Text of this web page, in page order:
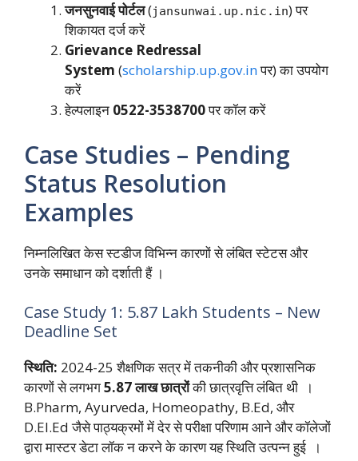
जनसुनवाई पोर्टल(jansunwai.up.nic.in) पर
शिकायत दर्ज करें
Grievance Redressal
System (scholarship.up.gov.inपर) का उपयोग
करें
हेल्पलाइन 0522-3538700पर कॉल करें
Case Studies – Pending
Status Resolution
Examples
निम्नलिखित केस स्टडीज विभिन्न कारणों से लंबित स्टेटस और
उनके समाधान को दर्शाती हैं ।
Case Study 1: 5.87 Lakh Students – New
Deadline Set
स्थिति: 2024-25 शैक्षणिक सत्र में तकनीकी और प्रशासनिक
कारणों से लगभग5.87 लाख छात्रोंकी छात्रवृत्ति लंबित थी ।
B.Pharm, Ayurveda, Homeopathy, B.Ed, और
D.El.Ed जैसे पाठ्यक्रमों में देर से परीक्षा परिणाम आने और कॉलेजों
द्वारा मास्टर डेटा लॉक न करने के कारण यह स्थिति उत्पन्न हुई ।